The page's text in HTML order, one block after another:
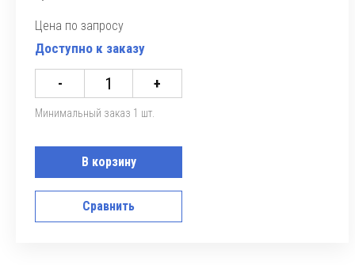
Цена по запросу
Доступно к заказу
- +
Минимальный заказ 1 шт.
В корзину
Сравнить